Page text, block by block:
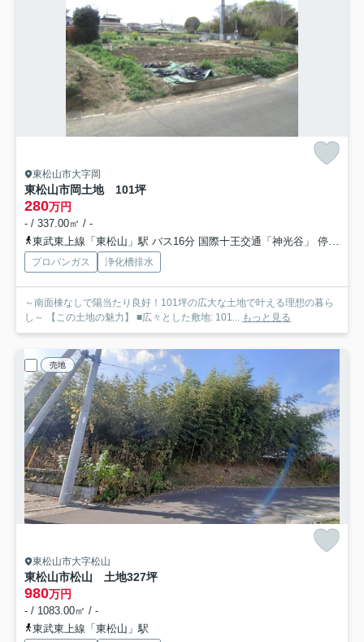
東松山市大字岡
東松山市岡土地 101坪
280万円
- / 337.00㎡ / -
東武東上線「東松山」駅 バス16分 国際十王交通「神光谷」 停歩4分
プロパンガス 浄化槽排水
～南面棟なしで陽当たり良好！101坪の広大な土地で叶える理想の暮ら
し～ 【この土地の魅力】 ■広々とした敷地: 101... もっと見る
売地
東松山市大字松山
東松山市松山 土地327坪
980万円
- / 1083.00㎡ / -
東武東上線「東松山」駅